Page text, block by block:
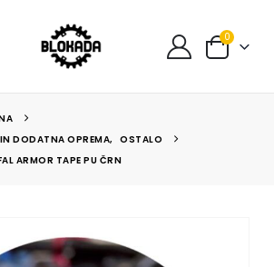
0
DODATNA OPREMA,
OSTALO
ARMOR TAPE PU ČRN